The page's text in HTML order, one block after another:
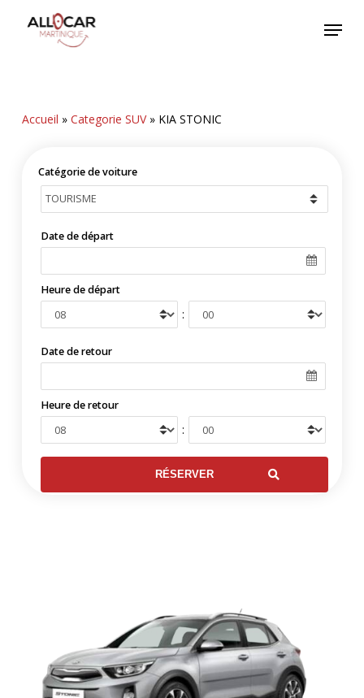
Menu
Accueil » Categorie SUV» KIA STONIC
Catégorie de voiture
Date de départ
Heure de départ
:
Date de retour
Heure de retour
: